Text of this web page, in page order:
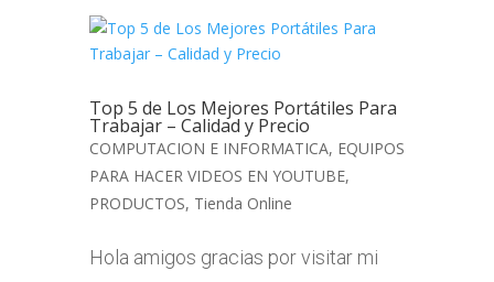
Top 5 de Los Mejores Portátiles Para
Trabajar – Calidad y Precio
COMPUTACION E INFORMATICA, EQUIPOS
PARA HACER VIDEOS EN YOUTUBE,
PRODUCTOS, Tienda Online
Hola amigos gracias por visitar mi